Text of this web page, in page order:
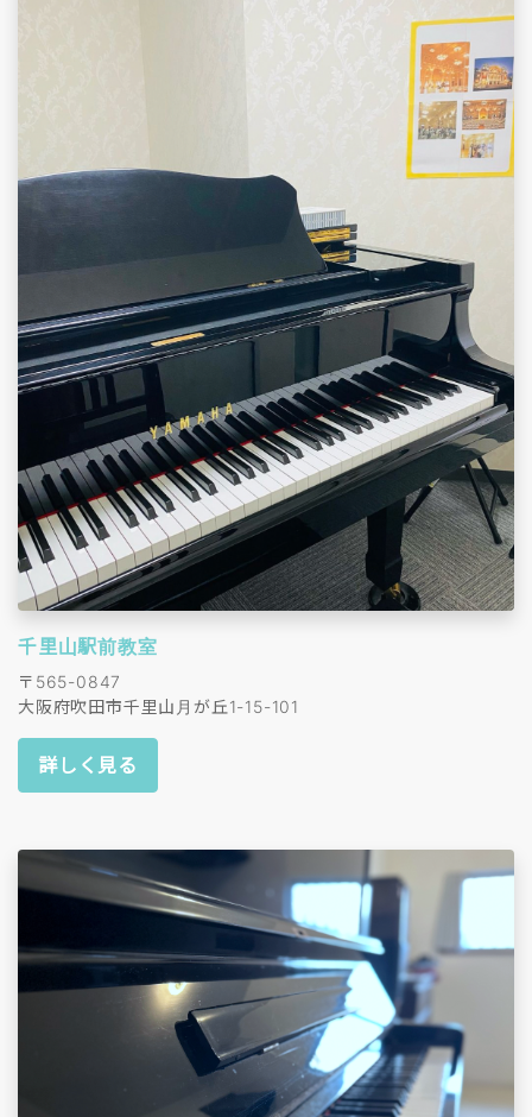
千里山駅前教室
〒565-0847
大阪府吹田市千里山月が丘1-15-101
詳しく見る